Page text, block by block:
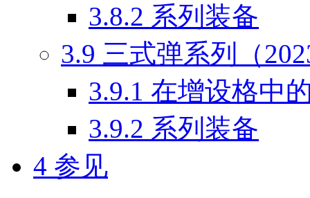
3.8.2 系列装备
3.9 三式弹系列（
3.9.1 在增设格中
3.9.2 系列装备
4 参见